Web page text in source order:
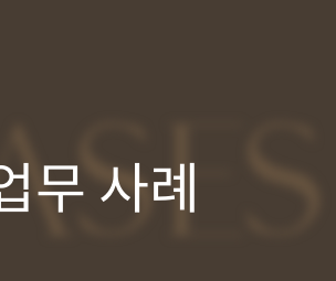
무 사례